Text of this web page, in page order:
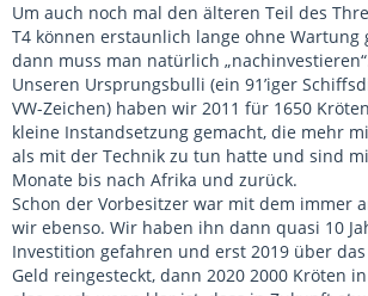
Um auch noch mal den älteren Teil des
T4 können erstaunlich lange ohne Wartung
dann muss man natürlich
Unseren Ursprungsbulli (ein 91’iger
VW-Zeichen) haben wir 2011 für 1650
kleine Instandsetzung gemacht, die mehr
als mit der Technik zu tun hatte und sind
Monate bis nach Afrika und zurück.
Schon der Vorbesitzer war mit dem immer
wir ebenso. Wir haben ihn dann quasi 10
Investition gefahren und erst 2019 über
Geld reingesteckt, dann 2020 2000 Kröten